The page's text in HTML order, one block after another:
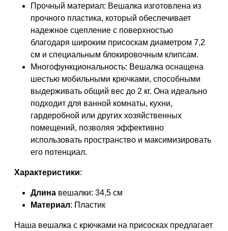
Прочный материал: Вешалка изготовлена из
прочного пластика, который обеспечивает
надежное сцепление с поверхностью
благодаря широким присоскам диаметром 7,2
см и специальным блокировочным клипсам.
Многофункциональность: Вешалка оснащена
шестью мобильными крючками, способными
выдерживать общий вес до 2 кг. Она идеально
подходит для ванной комнаты, кухни,
гардеробной или других хозяйственных
помещений, позволяя эффективно
использовать пространство и максимизировать
его потенциал.
Характеристики:
Длина вешалки: 34,5 см
Материал: Пластик
Наша вешалка с крючками на присосках предлагает